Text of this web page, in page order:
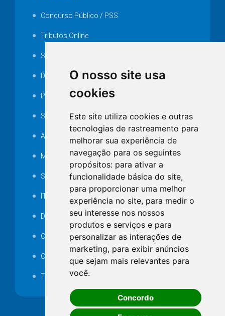
O nosso site usa
cookies
Este site utiliza cookies e outras
tecnologias de rastreamento para
melhorar sua experiência de
navegação para os seguintes
propósitos: para ativar a
funcionalidade básica do site,
para proporcionar uma melhor
experiência no site, para medir o
seu interesse nos nossos
produtos e serviços e para
personalizar as interações de
marketing, para exibir anúncios
que sejam mais relevantes para
você.
Concordo
Concurso Público / PSS
Tributos Online
Serviços ISS-E
Decretos
Portarias
SAMAE
Audiência pública
MANUTENÇÃO DE ILUMINAÇÃO PÚBLICA
Serviços Técnicos TI
ITR
Desapropriações
Catalogo Eletrônico de Padronização
Consórcios Municipais
Telefones Úteis